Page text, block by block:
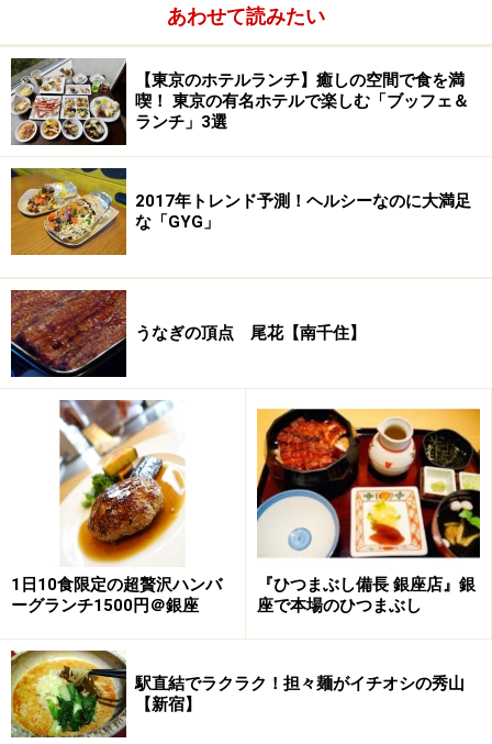
ラ・ロシェルを象徴するひと皿！
ランチコースは前菜のムクラード ラ・ロシェル風 から
始まりました。ムクラードとはムール貝のこと。ラ・ロ
シェル地方では名物とも言える料理だそう。磯の香りた
っぷりのムール貝に合わせるのは、カレー風味のまった
りとしたソース。この街は塩やワイン、香辛料などの貿
クの風味が漂います。
食欲が充分に刺激されたところで、次の料理に行きまし
ょう。
あわせて読みたい
【東京のホテルランチ】癒しの空間で食を満
喫！ 東京の有名ホテルで楽しむ「ブッフェ＆
ランチ」3選
2017年トレンド予測！ヘルシーなのに大満足
な「GYG」
うなぎの頂点 尾花【南千住】
1日10食限定の超贅沢ハンバ
ーグランチ1500円＠銀座
『ひつまぶし備長 銀座店』銀
座で本場のひつまぶし
駅直結でラクラク！担々麺がイチオシの秀山
【新宿】